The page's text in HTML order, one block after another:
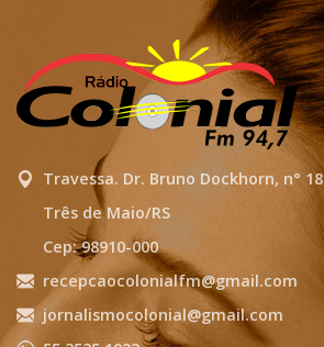
Travessa. Dr. Bruno Dockhorn, n° 18
Três de Maio/RS
Cep: 98910-000
recepcaocolonialfm@gmail.com
jornalismocolonial@gmail.com